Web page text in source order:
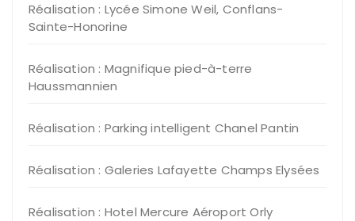
Réalisation : Lycée Simone Weil, Conflans-
Sainte-Honorine
Réalisation : Magnifique pied-à-terre
Haussmannien
Réalisation : Parking intelligent Chanel Pantin
Réalisation : Galeries Lafayette Champs Elysées
Réalisation : Hotel Mercure Aéroport Orly